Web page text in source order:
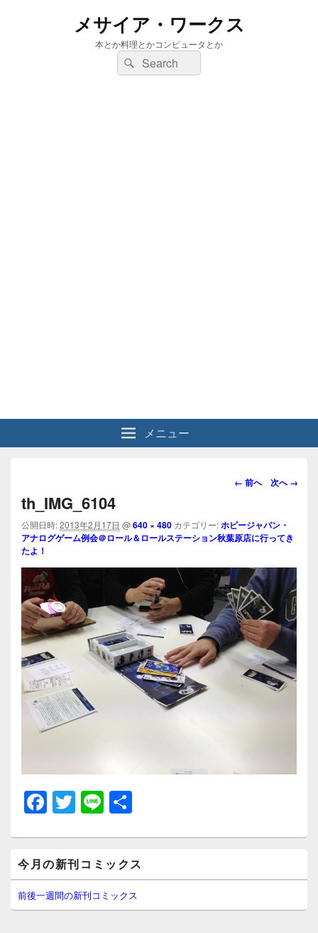
メサイア・ワークス
本とか料理とかコンピュータとか
検
索:
検
索
メニュー
画
ビ
ゲ
シ
ョ
ン
← 前へ 次へ →
th_IMG_6104
公開日時:2013年2月17日 @640 × 480 カテゴリー:ホビージャパン・
アナログゲーム例会＠ロール＆ロールステーション秋葉原店に行ってき
たよ！
F
a
c
e
b
o
T
wi
tt
er
Li
n
e
イ
ン
サ
イ
今月の新刊コミックス
前後一週間の新刊コミックス